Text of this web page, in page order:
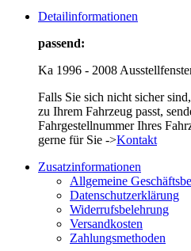
Detailinformationen
passend:
Ka 1996 - 2008
Falls Sie sich nicht sicher
zu Ihrem Fahrzeug passt,
Fahrgestellnummer Ihres
gerne für Sie ->Kontakt
Zusatzinformationen
Allgemeine
Datenschutzerklärung
Widerrufsbelehrung
Versandkosten
Zahlungsmethoden